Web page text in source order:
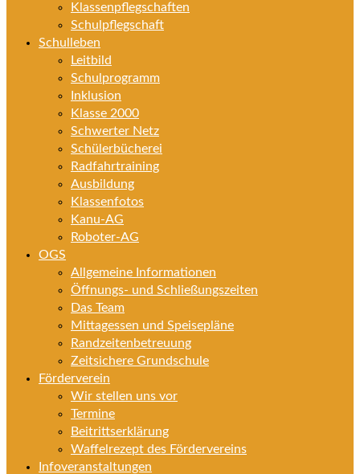
Klassenpflegschaften
Schulpflegschaft
Schulleben
Leitbild
Schulprogramm
Inklusion
Klasse 2000
Schwerter Netz
Schülerbücherei
Radfahrtraining
Ausbildung
Klassenfotos
Kanu-AG
Roboter-AG
OGS
Allgemeine Informationen
Öffnungs- und Schließungszeiten
Das Team
Mittagessen und Speisepläne
Randzeitenbetreuung
Zeitsichere Grundschule
Förderverein
Wir stellen uns vor
Termine
Beitrittserklärung
Waffelrezept des Fördervereins
Infoveranstaltungen